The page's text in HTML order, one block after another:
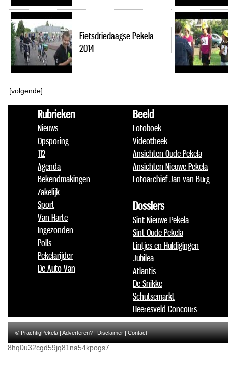
Fietsdriedaagse Pekela
2014
[volgende]
Rubrieken
Nieuws
Opsporing
112
Agenda
Bekendmakingen
Zakelijk
Sport
Van Harte
Ingezonden
Polls
Pekelarijder
De Auto Van
Beeld
Fotoboek
Videotheek
Ansichten Oude Pekela
Ansichten Nieuwe Pekela
Fotoarchief Jan van Burg
Dossiers
Sint Nieuwe Pekela
Sint Oude Pekela
Lintjes en Huldigingen
Jubilea
Atlantis
De Snikke
Schutsemarkt
Heeresveld Concours
© PrachtigPekela |Adverteren?|Disclaimer|Contact
8hq0u32cgd59jq81na54kpogs7